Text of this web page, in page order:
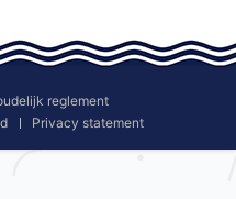
reglement
Privacy statement